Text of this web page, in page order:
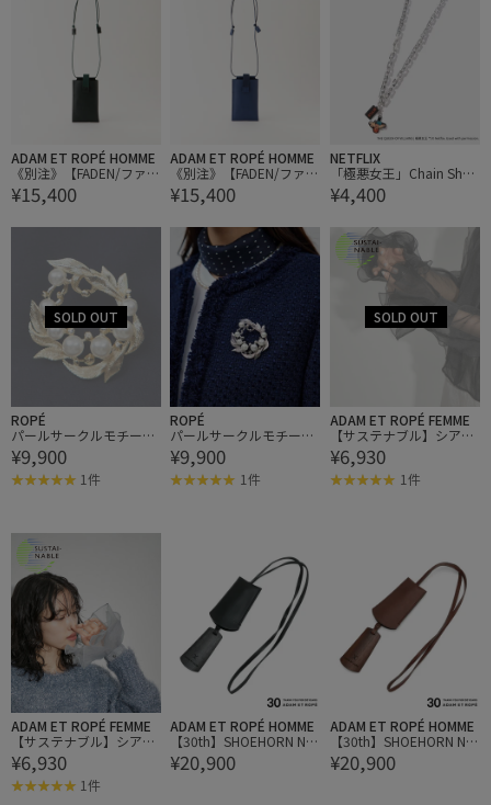
ADAM ET ROPÉ HOMME
《別注》【FADEN/ファー
デン】003 Patti
¥15,400
ADAM ET ROPÉ HOMME
《別注》【FADEN/ファー
デン】003 Patti
¥15,400
NETFLIX
「極悪女王」Chain Shou
lder Strap
¥4,400
ROPÉ
パールサークルモチーフ
ブローチ【セレモニー対
応】
¥9,900
1件
ROPÉ
パールサークルモチーフ
ブローチ【セレモニー対
応】
¥9,900
1件
ADAM ET ROPÉ FEMME
【サステナブル】シアー
カフス
¥6,930
1件
ADAM ET ROPÉ FEMME
【サステナブル】シアー
カフス
¥6,930
1件
ADAM ET ROPÉ HOMME
【30th】SHOEHORN NE
CKLACE
¥20,900
ADAM ET ROPÉ HOMME
【30th】SHOEHORN NE
CKLACE
¥20,900